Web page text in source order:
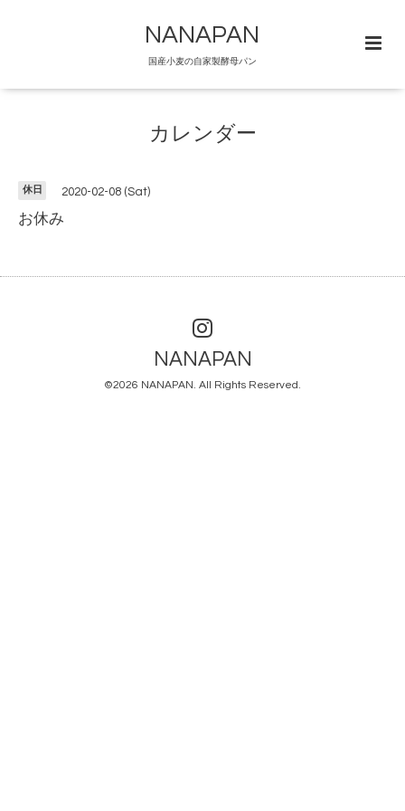
NANAPAN
国産小麦の自家製酵母パン
カレンダー
休日 2020-02-08 (Sat)
お休み
NANAPAN
©2026 NANAPAN. All Rights Reserved.